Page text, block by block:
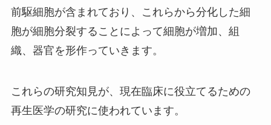
前駆細胞が含まれており、これらから分化した細
胞が細胞分裂することによって細胞が増加、組
織、器官を形作っていきます。
これらの研究知見が、現在臨床に役立てるための
再生医学の研究に使われています。